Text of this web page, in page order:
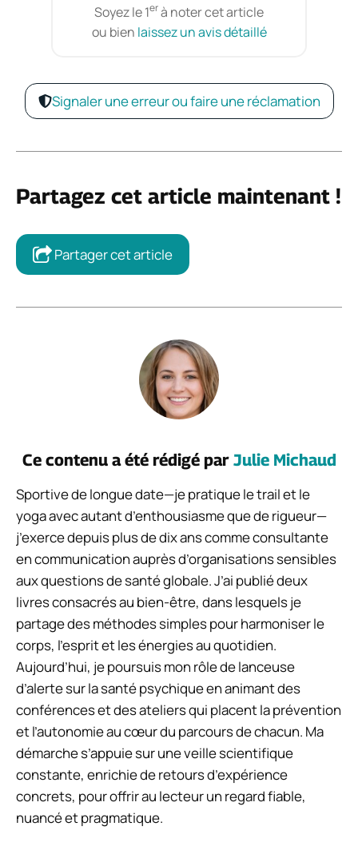
Soyez le 1erà noter cet article
ou bien laissez un avis détaillé
Signaler une erreur ou faire une réclamation
Partagez cet article maintenant !
Partager cet article
Ce contenu a été rédigé par Julie Michaud
Sportive de longue date—je pratique le trail et le
yoga avec autant d’enthousiasme que de rigueur—
j’exerce depuis plus de dix ans comme consultante
en communication auprès d’organisations sensibles
aux questions de santé globale. J’ai publié deux
livres consacrés au bien-être, dans lesquels je
partage des méthodes simples pour harmoniser le
corps, l’esprit et les énergies au quotidien.
Aujourd’hui, je poursuis mon rôle de lanceuse
d’alerte sur la santé psychique en animant des
conférences et des ateliers qui placent la prévention
et l’autonomie au cœur du parcours de chacun. Ma
démarche s’appuie sur une veille scientifique
constante, enrichie de retours d’expérience
concrets, pour offrir au lecteur un regard fiable,
nuancé et pragmatique.